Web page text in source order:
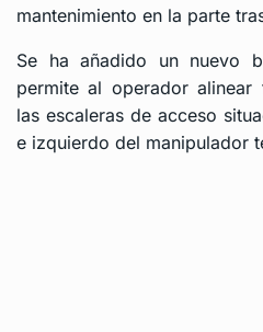
mantenimiento en la parte
Se ha añadido un nuevo
permite al operador
las escaleras de acceso
e izquierdo del manipulador